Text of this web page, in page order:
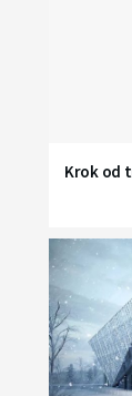
Krok od